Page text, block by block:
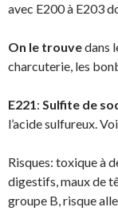
avec E200 à E203
On le trouvedans
charcuterie, les
E221: Sulfite de
l’acide sulfureux.
Risques: toxique à
digestifs, maux de
groupe B, risque